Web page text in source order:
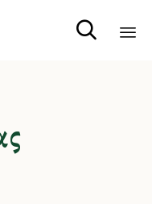
